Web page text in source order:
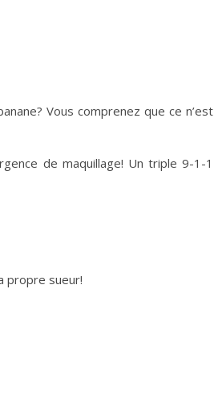
Vous comprenez que ce n’est
de maquillage! Un triple 9-1-1
propre sueur!